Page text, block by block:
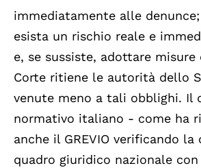
immediatamente alle
esista un rischio reale e
e, se sussiste, adottare misure
Corte ritiene le autorità dello
venute meno a tali obblighi. Il
normativo italiano - come ha
anche il GREVIO verificando
quadro giuridico nazionale con